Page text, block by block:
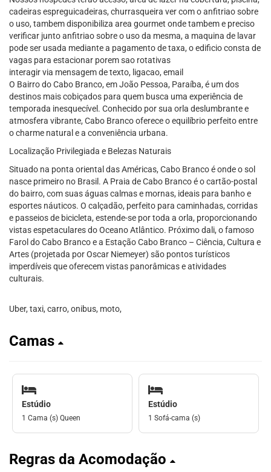
cadeiras espreguicadeiras, churrasqueira ver com o anfitriao sobre
o uso, tambem disponibiliza area gourmet onde tambem e preciso
verificar junto anfitriao sobre o uso da mesma, a maquina de lavar
pode ser usada mediante a pagamento de taxa, o edificio consta de
vagas para estacionar porem sao rotativas
interagir via mensagem de texto, ligacao, email
O Bairro do Cabo Branco, em João Pessoa, Paraíba, é um dos
destinos mais cobiçados para quem busca uma experiência de
temporada inesquecível. Conhecido por sua orla deslumbrante e
atmosfera vibrante, Cabo Branco oferece o equilíbrio perfeito entre
o charme natural e a conveniência urbana.
Localização Privilegiada e Belezas Naturais
Situado na ponta oriental das Américas, Cabo Branco é onde o sol
nasce primeiro no Brasil. A Praia de Cabo Branco é o cartão-postal
do bairro, com suas águas calmas e mornas, ideais para banho e
esportes náuticos. O calçadão, perfeito para caminhadas, corridas
e passeios de bicicleta, estende-se por toda a orla, proporcionando
vistas espetaculares do Oceano Atlântico. Próximo dali, o famoso
Farol do Cabo Branco e a Estação Cabo Branco – Ciência, Cultura e
Artes (projetada por Oscar Niemeyer) são pontos turísticos
imperdíveis que oferecem vistas panorâmicas e atividades
culturais.
Uber, taxi, carro, onibus, moto,
Camas
Estúdio
1 Cama (s) Queen
Estúdio
1 Sofá-cama (s)
Regras da Acomodação